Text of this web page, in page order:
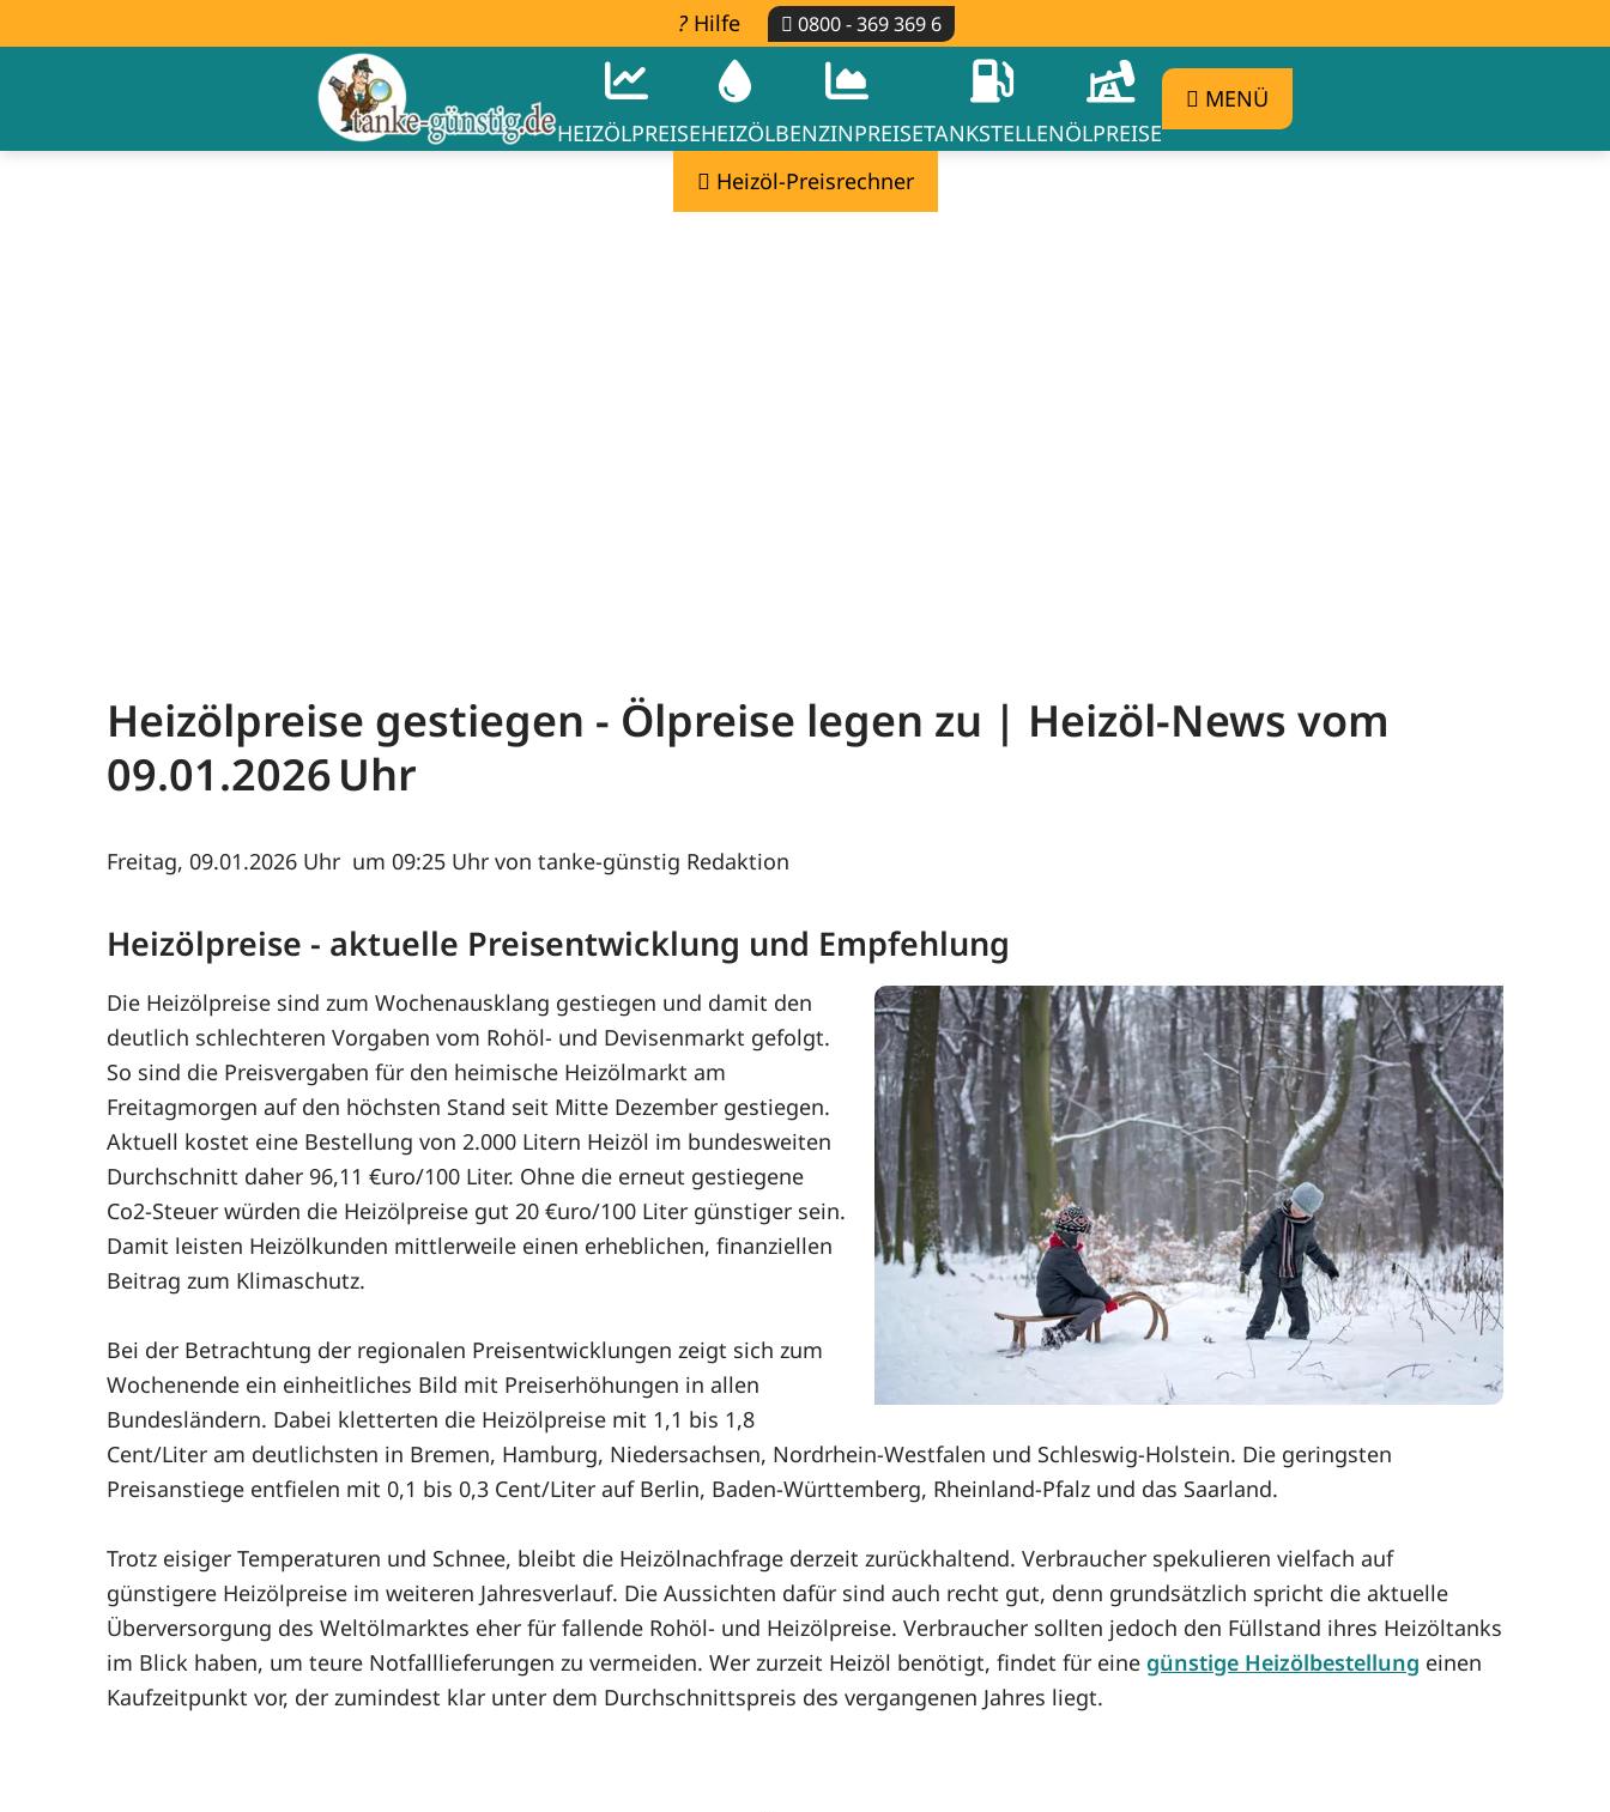
Hilfe 0800 - 369 369 6
HEIZÖLPREISEHEIZÖLBENZINPREISETANKSTELLENÖLPREISE
MENÜ
Heizöl-Preisrechner
Heizölpreise gestiegen - Ölpreise legen zu | Heizöl-News vom
09.01.2026
Freitag, 09.01.2026 um 09:25 Uhr von tanke-günstig Redaktion
Heizölpreise - aktuelle Preisentwicklung und Empfehlung
Die Heizölpreise sind zum Wochenausklang gestiegen und damit den
deutlich schlechteren Vorgaben vom Rohöl- und Devisenmarkt gefolgt.
So sind die Preisvergaben für den heimische Heizölmarkt am
Freitagmorgen auf den höchsten Stand seit Mitte Dezember gestiegen.
Aktuell kostet eine Bestellung von 2.000 Litern Heizöl im bundesweiten
Durchschnitt daher 96,11 €uro/100 Liter. Ohne die erneut gestiegene
Co2-Steuer würden die Heizölpreise gut 20 €uro/100 Liter günstiger sein.
Damit leisten Heizölkunden mittlerweile einen erheblichen, finanziellen
Beitrag zum Klimaschutz.
Bei der Betrachtung der regionalen Preisentwicklungen zeigt sich zum
Wochenende ein einheitliches Bild mit Preiserhöhungen in allen
Bundesländern. Dabei kletterten die Heizölpreise mit 1,1 bis 1,8
Cent/Liter am deutlichsten in Bremen, Hamburg, Niedersachsen, Nordrhein-Westfalen und Schleswig-Holstein. Die geringsten
Preisanstiege entfielen mit 0,1 bis 0,3 Cent/Liter auf Berlin, Baden-Württemberg, Rheinland-Pfalz und das Saarland.
Trotz eisiger Temperaturen und Schnee, bleibt die Heizölnachfrage derzeit zurückhaltend. Verbraucher spekulieren vielfach auf
günstigere Heizölpreise im weiteren Jahresverlauf. Die Aussichten dafür sind auch recht gut, denn grundsätzlich spricht die aktuelle
Überversorgung des Weltölmarktes eher für fallende Rohöl- und Heizölpreise. Verbraucher sollten jedoch den Füllstand ihres Heizöltanks
im Blick haben, um teure Notfalllieferungen zu vermeiden. Wer zurzeit Heizöl benötigt, findet für einegünstige Heizölbestellung einen
Kaufzeitpunkt vor, der zumindest klar unter dem Durchschnittspreis des vergangenen Jahres liegt.